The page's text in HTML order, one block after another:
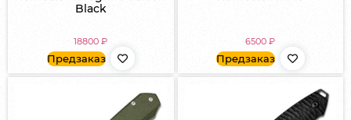
Black
18800₽
Предзаказ
6500₽
Предзаказ